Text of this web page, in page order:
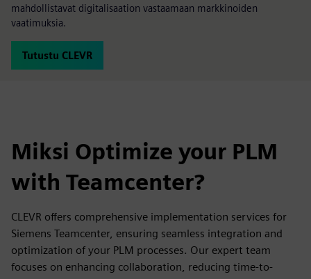
mahdollistavat digitalisaation vastaamaan markkinoiden
vaatimuksia.
Tutustu CLEVR
Miksi Optimize your PLM
with Teamcenter?
CLEVR offers comprehensive implementation services for
Siemens Teamcenter, ensuring seamless integration and
optimization of your PLM processes. Our expert team
focuses on enhancing collaboration, reducing time-to-